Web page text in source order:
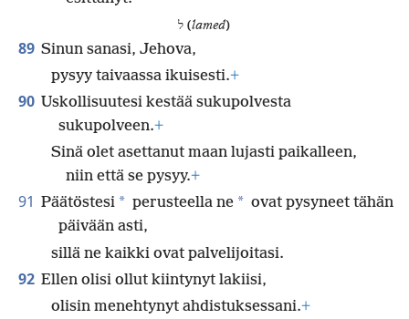
ל (lamed)
89 Sinun sanasi, Jehova,
pysyy taivaassa ikuisesti.+
90 Uskollisuutesi kestää sukupolvesta
sukupolveen.+
Sinä olet asettanut maan lujasti paikalleen,
niin että se pysyy.+
91 Päätöstesi * perusteella ne * ovat pysyneet tähän
päivään asti,
sillä ne kaikki ovat palvelijoitasi.
92 Ellen olisi ollut kiintynyt lakiisi,
olisin menehtynyt ahdistuksessani.+